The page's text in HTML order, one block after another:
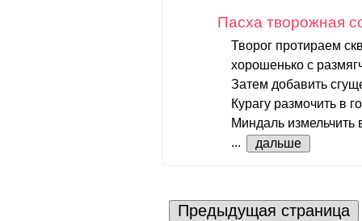
Пасха творожная
Творог протираем
хорошенько с
Затем добавить
Курагу размочить в
Миндаль измельчить
...
дальше
Предыдущая страница